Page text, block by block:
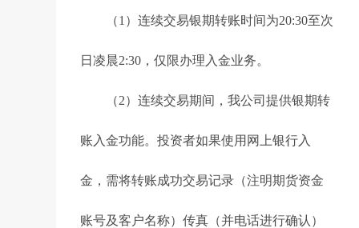
（1）连续交易银期转账时间为20:30至次
日凌晨2:30，仅限办理入金业务。
（2）连续交易期间，我公司提供银期转
账入金功能。投资者如果使用网上银行入
金，需将转账成功交易记录（注明期货资金
账号及客户名称）传真（并电话进行确认）